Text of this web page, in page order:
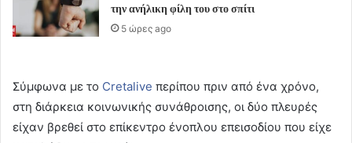
την ανήλικη φίλη του στο σπίτι
5 ώρες ago
Σύμφωνα με το Cretalive περίπου πριν από ένα χρόνο,
στη διάρκεια κοινωνικής συνάθροισης, οι δύο πλευρές
είχαν βρεθεί στο επίκεντρο ένοπλου επεισοδίου που είχε